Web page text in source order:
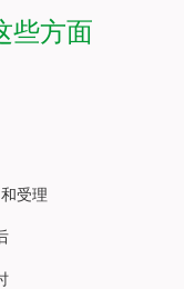
些方面
受理